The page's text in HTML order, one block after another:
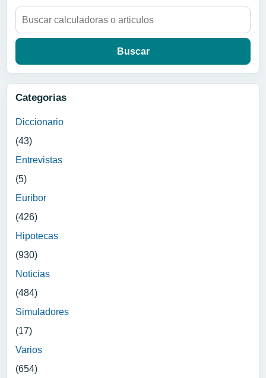
Buscar:
Categorias
Diccionario
(43)
Entrevistas
(5)
Euribor
(426)
Hipotecas
(930)
Noticias
(484)
Simuladores
(17)
Varios
(654)